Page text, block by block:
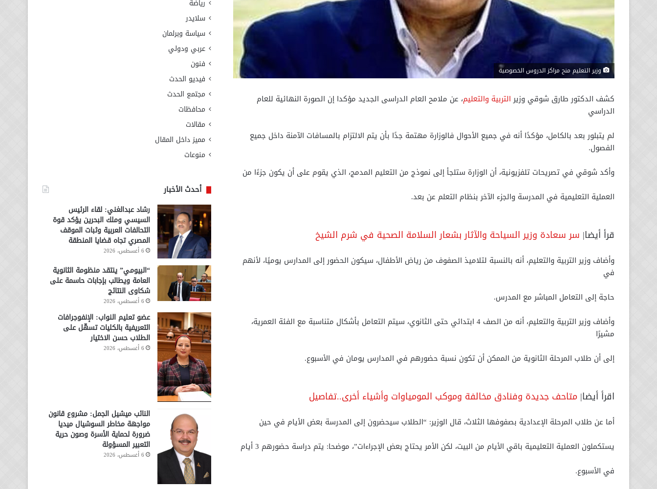
وزير التعليم منح مراكز الدروس الخصوصية
كشف الدكتور طارق شوقي وزيرالتربية والتعليم، عن ملامح العام الدراسى الجديد مؤكدا إن الصورة النهائية للعام
الدراسي
لم يتبلور بعد بالكامل، مؤكدًا أنه في جميع الأحوال فالوزارة مهتمة جدًا بأن يتم الالتزام بالمسافات الآمنة داخل جميع
الفصول.
وأكد شوقي في تصريحات تلفزيونية، أن الوزارة ستلجأ إلى نموذج من التعليم المدمج، الذي يقوم على أن يكون جزءًا من
العملية التعليمية في المدرسة والجزء الآخر بنظام التعلم عن بعد.
قرأ أيضا| سر سعادة وزير السياحة والآثار بشعار السلامة الصحية في شرم الشيخ
وأضاف وزير التربية والتعليم، أنه بالنسبة لتلاميذ الصفوف من رياض الأطفال، سيكون الحضور إلى المدارس يوميًا، لأنهم
في
حاجة إلى التعامل المباشر مع المدرس.
وأضاف وزير التربية والتعليم، أنه من الصف 4 ابتدائي حتى الثانوي، سيتم التعامل بأشكال متناسبة مع الفئة العمرية،
مشيرًا
إلى أن طلاب المرحلة الثانوية من الممكن أن تكون نسبة حضورهم في المدارس يومان في الأسبوع.
اقرأ أيضا| متاحف جديدة وفنادق مخالفة وموكب المومياوات وأشياء أخرى..تفاصيل
أما عن طلاب المرحلة الإعدادية بصفوفها الثلاث، قال الوزير: “الطلاب سيحضرون إلى المدرسة بعض الأيام في حين
يستكملون العملية التعليمية باقي الأيام من البيت، لكن الأمر يحتاج بعض الإجراءات”، موضحا: يتم دراسة حضورهم 3 أيام
في الأسبوع.
رياضة
سلايدر
سياسة وبرلمان
عربي ودولي
فنون
فيديو الحدث
مجتمع الحدث
محافظات
مقالات
مميز داخل المقال
منوعات
أحدث الأخبار
رشاد عبدالغني: لقاء الرئيس
السيسي وملك البحرين يؤكد قوة
التحالفات العربية وثبات الموقف
المصري تجاه قضايا المنطقة
6 أغسطس، 2026
“البيومي” ينتقد منظومة الثانوية
العامة ويطالب بإجابات حاسمة على
شكاوى النتائج
6 أغسطس، 2026
عضو تعليم النواب: الإنفوجرافات
التعريفية بالكليات تسهّل على
الطلاب حسن الاختيار
6 أغسطس، 2026
النائب ميشيل الجمل: مشروع قانون
مواجهة مخاطر السوشيال ميديا
ضرورة لحماية الأسرة وصون حرية
التعبير المسؤولة
6 أغسطس، 2026